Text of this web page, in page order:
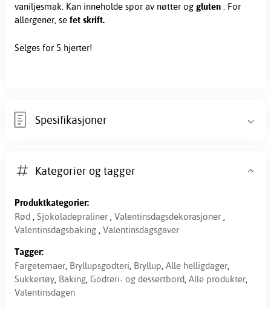
vaniljesmak. Kan inneholde spor av nøtter og gluten . For
allergener, se fet skrift.
Selges for 5 hjerter!
Spesifikasjoner
Kategorier og tagger
Produktkategorier:
Rød , Sjokoladepraliner , Valentinsdagsdekorasjoner ,
Valentinsdagsbaking , Valentinsdagsgaver
Tagger:
Fargetemaer, Bryllupsgodteri, Bryllup, Alle helligdager,
Sukkertøy, Baking, Godteri- og dessertbord, Alle produkter,
Valentinsdagen